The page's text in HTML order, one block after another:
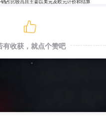
有收获，就点个赞吧